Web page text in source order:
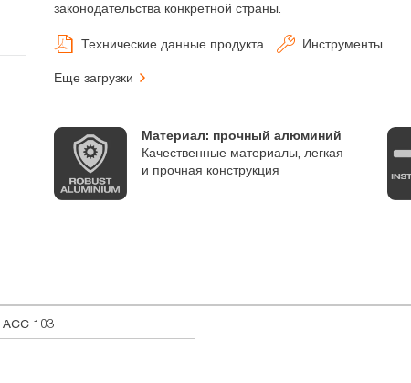
законодательства конкретной страны.
Технические данные продукта Инструменты
Еще загрузки
Материал: прочный алюминий
Качественные материалы, легкая
и прочная конструкция
ACC 103